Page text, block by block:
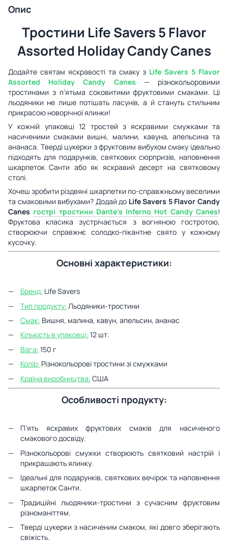
Опис
Тростини Life Savers 5 Flavor
Assorted Holiday Candy Canes
Додайте святам яскравості та смаку з Life Savers 5 Flavor
Assorted Holiday Candy Canes — різнокольоровими
тростинами з п’ятьма соковитими фруктовими смаками. Ці
льодяники не лише потішать ласунів, а й стануть стильним
прикрасою новорічної ялинки!
У кожній упаковці 12 тростей з яскравими смужками та
насиченими смаками вишні, малини, кавуна, апельсина та
ананаса. Тверді цукерки з фруктовим вибухом смаку ідеально
підходять для подарунків, святкових сюрпризів, наповнення
шкарпеток Санти або як яскравий десерт на святковому
столі.
Хочеш зробити різдвяні шкарпетки по-справжньому веселими
та смаковими вибухами? Додай до Life Savers 5 Flavor Candy
Canes гострі тростини Dante’s Inferno Hot Candy Canes!
Фруктова класика зустрічається з вогняною гостротою,
створюючи справжнє солодко-пікантне свято у кожному
кусочку.
Основні характеристики:
Бренд: Life Savers
Тип продукту: Льодяники-тростини
Смак: Вишня, малина, кавун, апельсин, ананас
Кількість в упаковці: 12 шт.
Вага: 150 г
Колір: Різнокольорові тростини зі смужками
Країна виробництва: США
Особливості продукту:
П’ять яскравих фруктових смаків для насиченого
смакового досвіду.
Різнокольорові смужки створюють святковий настрій і
прикрашають ялинку.
Ідеальні для подарунків, святкових вечірок та наповнення
шкарпеток Санти.
Традиційні льодяники-тростини з сучасним фруктовим
різноманіттям.
Тверді цукерки з насиченим смаком, які довго зберігають
свіжість.